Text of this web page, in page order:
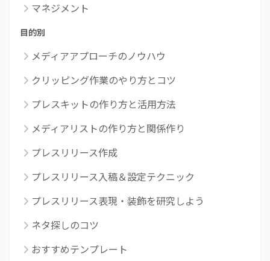
マネジメント
目的別
メディアアプローチのノウハウ
クリッピング作業のやり方とコツ
プレスキットの作り方と活用方法
メディアリストの作り方と関係作り
プレスリリース作成
プレスリリース入稿＆設定テクニック
プレスリリース表現・装飾を研究しよう
ネタ探しのコツ
おすすめテンプレート